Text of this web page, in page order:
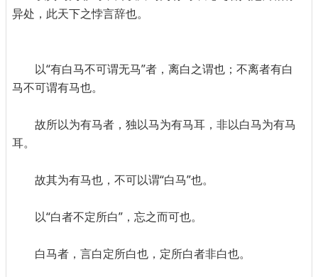
异处，此天下之悖言辞也。
以“有白马不可谓无马”者，离白之谓也；不离者有白
马不可谓有马也。
故所以为有马者，独以马为有马耳，非以白马为有马
耳。
故其为有马也，不可以谓“白马”也。
以“白者不定所白”，忘之而可也。
白马者，言白定所白也，定所白者非白也。